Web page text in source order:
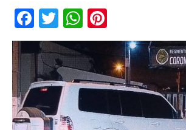
Facebook
TwitterWhatsApp